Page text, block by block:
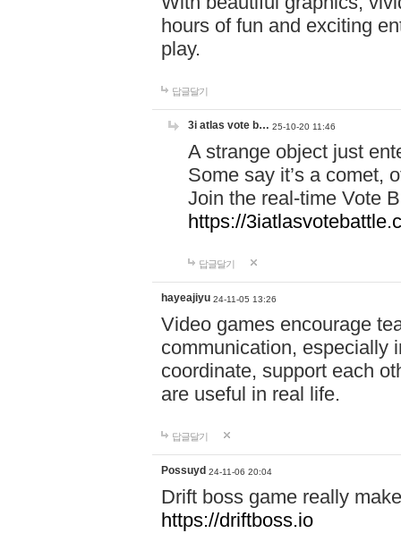
hours of fun and exciting
play.
답글달기
3i atlas vote b… 25-10-20 11:46
A strange object just
Some say it’s a comet,
Join the real-time Vote
https://
답글달기
hayeajiyu 24-11-05 13:26
Video games encourage
communication, especially
coordinate, support each
are useful in real life.
답글달기
Possuyd 24-11-06 20:04
Drift boss game really
https://driftboss.io